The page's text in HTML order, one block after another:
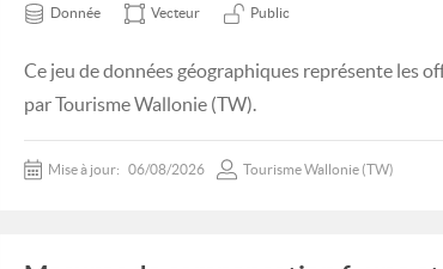
Donnée Vecteur Public
Ce jeu de données géographiques représente les
par Tourisme Wallonie (TW).
Mise à jour: 06/08/2026 Tourisme Wallonie (TW)